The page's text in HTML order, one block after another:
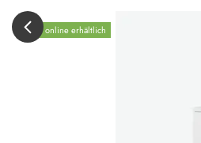
Nur online erhältlich